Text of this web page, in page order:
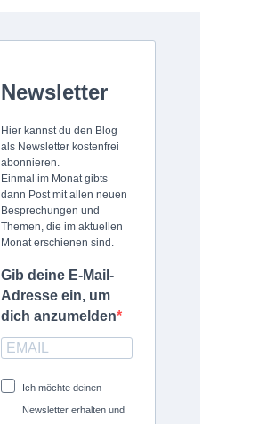
Newsletter
Hier kannst du den Blog
als Newsletter kostenfrei
abonnieren.
Einmal im Monat gibts
dann Post mit allen neuen
Besprechungen und
Themen, die im aktuellen
Monat erschienen sind.
Gib deine E-Mail-
Adresse ein, um
dich anzumelden
Ich möchte deinen
Newsletter erhalten und